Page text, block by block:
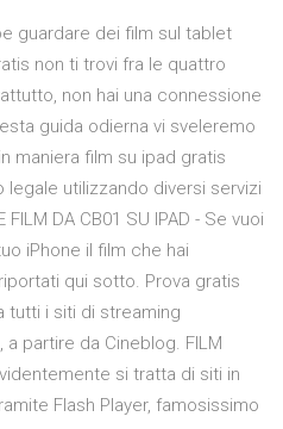
guardare dei film sul tablet
non ti trovi fra le quattro
non hai una connessione
guida odierna vi sveleremo
maniera film su ipad gratis
utilizzando diversi servizi
DA CB01 SU IPAD - Se vuoi
iPhone iI film che hai
qui sotto. Prova gratis
tutti i siti di streaming
partire da Cineblog. FILM
si tratta di siti in
Flash Player, famosissimo